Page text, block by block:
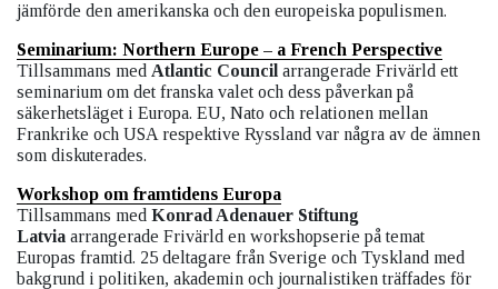
jämförde den amerikanska och den europeiska populismen.
Seminarium: Northern Europe – a French Perspective
Tillsammans med Atlantic Council arrangerade Frivärld ett
seminarium om det franska valet och dess påverkan på
säkerhetsläget i Europa. EU, Nato och relationen mellan
Frankrike och USA respektive Ryssland var några av de ämnen
som diskuterades.
Workshop om framtidens Europa
Tillsammans med Konrad Adenauer Stiftung
Latvia arrangerade Frivärld en workshopserie på temat
Europas framtid. 25 deltagare från Sverige och Tyskland med
bakgrund i politiken, akademin och journalistiken träffades för